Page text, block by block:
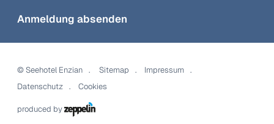
Anmeldung absenden
©Seehotel Enzian Sitemap
Impressum
Datenschutz
Cookies
produced by